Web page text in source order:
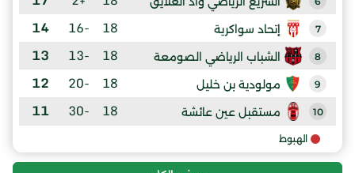
7 إتحاد سواكرية 18
-16
14
8 الشباب الرياضي الصومعة 18
-13
13
9 مولودية بن خليل 18
-20
12
10 مستقبل عين عائشة 18
-30
11
الهبوط